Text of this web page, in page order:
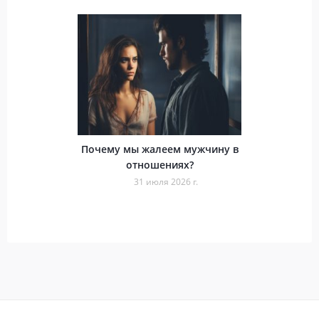
Почему мы жалеем мужчину в
отношениях?
31 июля 2026 г.